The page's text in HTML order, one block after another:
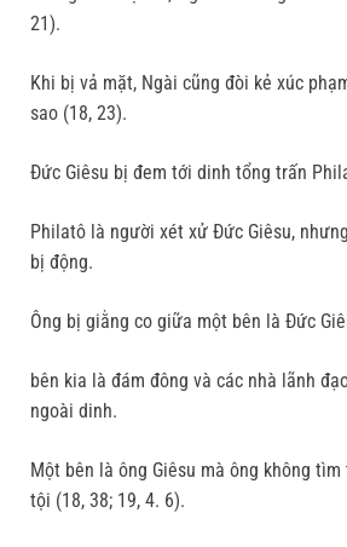
21).
Khi bị vả mặt, Ngài cũng đòi kẻ xúc
sao (18, 23).
Đức Giêsu bị đem tới dinh tổng trấn
Philatô là người xét xử Đức Giêsu,
bị động.
Ông bị giằng co giữa một bên là Đức
bên kia là đám đông và các nhà lãnh
ngoài dinh.
Một bên là ông Giêsu mà ông không
tội (18, 38; 19, 4. 6).